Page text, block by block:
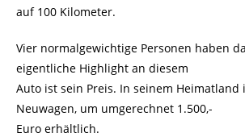
auf 100 Kilometer.
Vier normalgewichtige Personen haben
eigentliche Highlight an diesem
Auto ist sein Preis. In seinem Heimatland
Neuwagen, um umgerechnet 1.500,-
Euro erhältlich.